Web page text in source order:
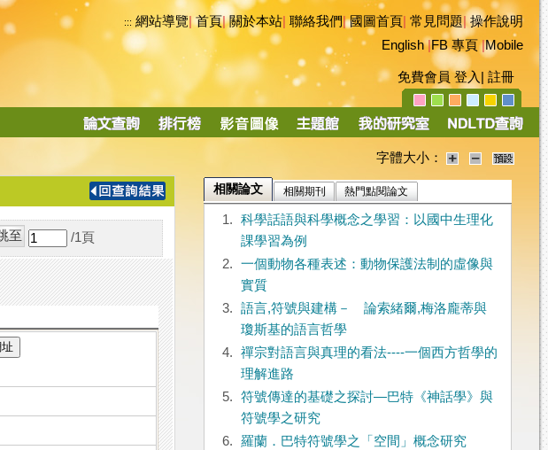
::: 網站導覽|首頁|關於本站 聯絡我們|國圖首頁 常見問題|操作說明
English|FB 專頁|Mobile
免費會員 登入 註冊
導
字體大小：
/1 頁
相關論文 相關期刊 熱門點閱論文
1.
科學話語與科學概念之學習：以國中生理化
課學習為例
2.
一個動物各種表述：動物保護法制的虛像與
實質
3.
語言,符號與建構－ 論索緒爾,梅洛龐蒂與
瓊斯基的語言哲學
4.
禪宗對語言與真理的看法----一個西方哲學的
理解進路
5.
符號傳達的基礎之探討―巴特《神話學》與
符號學之研究
6.
羅蘭．巴特符號學之「空間」概念研究